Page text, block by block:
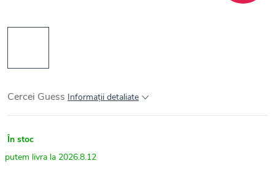
Cercei Guess Informaţii detaliate
În stoc
2026.8.12